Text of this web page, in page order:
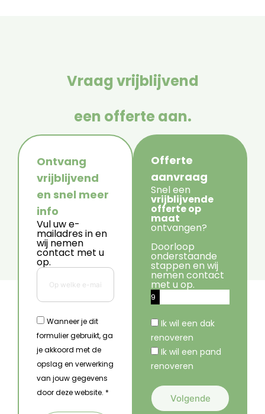
Vraag vrijblijvend
een offerte aan.
Ontvang
vrijblijvend
en snel meer
info
Vul uw e-
mailadres in en
wij nemen
contact met u
op.
Wanneer je dit
formulier gebruikt, ga
je akkoord met de
opslag en verwerking
van jouw gegevens
door deze website. *
Offerte
aanvraag
Snel een
vrijblijvende
offerte op
maat
ontvangen?
Doorloop
onderstaande
stappen en wij
nemen contact
met u op.
9
Ik wil een dak
renoveren
Ik wil een pand
renoveren
Volgende